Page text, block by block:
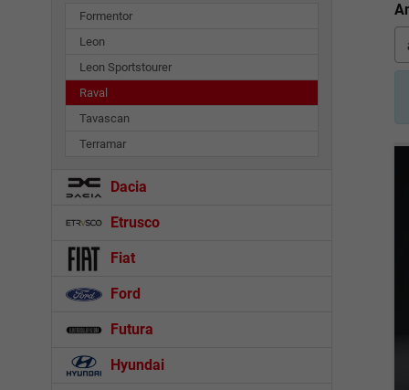
Formentor
Leon
Leon Sportstourer
Raval
Tavascan
Terramar
Dacia
Etrusco
Fiat
Ford
Futura
Hyundai